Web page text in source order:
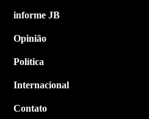
informe JB
Opinião
Política
Internacional
Contato